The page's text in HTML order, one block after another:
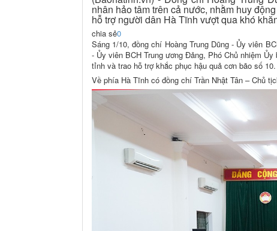
nhân hảo tâm trên cả nước, nhằm huy
hỗ trợ người dân Hà Tĩnh vượt qua khó
chia sẻ0
Sáng 1/10, đồng chí Hoàng Trung Dũng - Ủy viên
- Ủy viên BCH Trung ương Đảng, Phó Chủ nhiệm
tỉnh và trao hỗ trợ khắc phục hậu quả cơn bão số 10.
Về phía Hà Tĩnh có đồng chí Trần Nhật Tân – Chủ